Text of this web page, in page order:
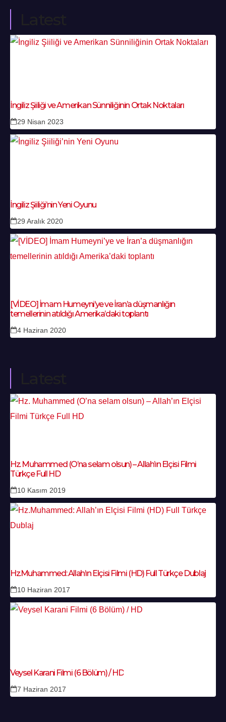
İngiliz Şiiliği ve Amerikan Sünniliğinin Ortak Noktaları
29 Nisan 2023
İngiliz Şiiliği’nin Yeni Oyunu
29 Aralık 2020
[VİDEO] İmam Humeyni’ye ve İran’a düşmanlığın
temellerinin atıldığı Amerika’daki toplantı
4 Haziran 2020
Hz. Muhammed (O’na selam olsun) – Allah’ın Elçisi Filmi
Türkçe Full HD
10 Kasım 2019
Hz.Muhammed: Allah’ın Elçisi Filmi (HD) Full Türkçe Dublaj
10 Haziran 2017
Veysel Karani Filmi (6 Bölüm) / HD
7 Haziran 2017